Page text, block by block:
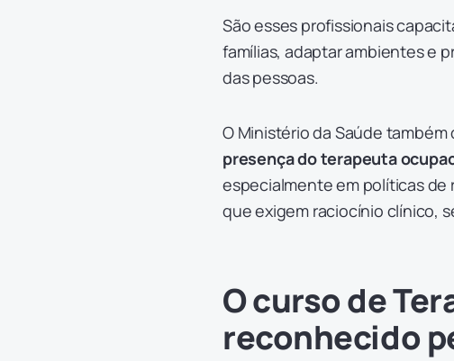
São esses profissionais
famílias, adaptar ambientes e
das pessoas.
O Ministério da Saúde
presença do terapeuta
especialmente em políticas de
que exigem raciocínio clínico,
O curso de
reconhecido